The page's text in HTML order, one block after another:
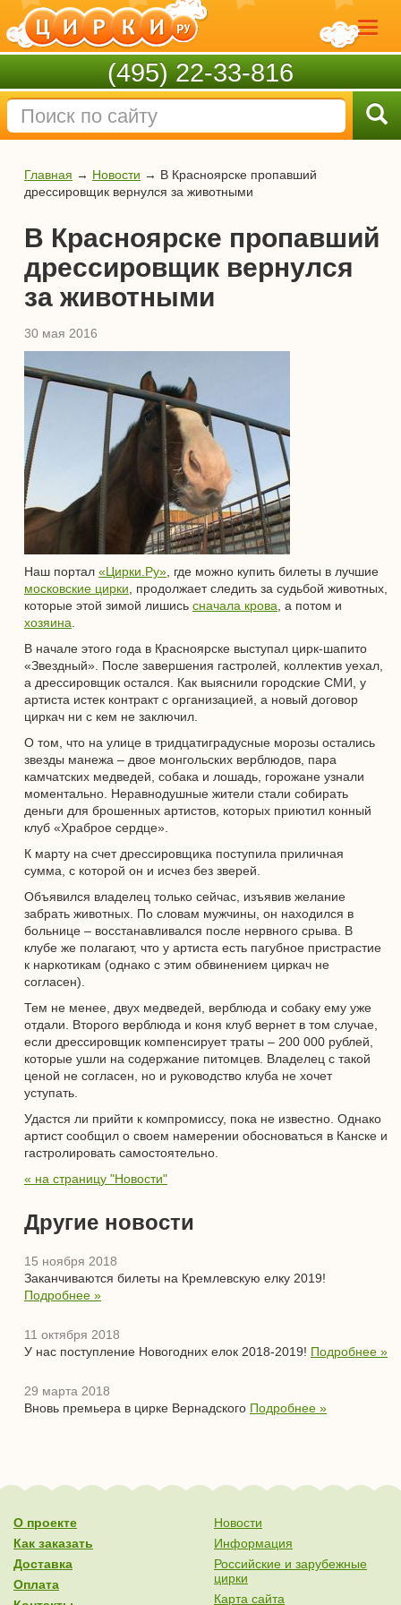
(495) 22-33-816
Главная → Новости → В Красноярске пропавший
дрессировщик вернулся за животными
В Красноярске пропавший
дрессировщик вернулся
за животными
30 мая 2016
Наш портал «Цирки.Ру» , где можно купить билеты в лучшие
московские цирки , продолжает следить за судьбой животных,
которые этой зимой лишись сначала крова , а потом и
хозяина
В начале этого года в Красноярске выступал цирк-шапито
«Звездный». После завершения гастролей, коллектив уехал,
а дрессировщик остался. Как выяснили городские СМИ, у
артиста истек контракт с организацией, а новый договор
циркач ни с кем не заключил.
О том, что на улице в тридцатиградусные морозы остались
звезды манежа – двое монгольских верблюдов, пара
камчатских медведей, собака и лошадь, горожане узнали
моментально. Неравнодушные жители стали собирать
деньги для брошенных артистов, которых приютил конный
клуб «Храброе сердце».
К марту на счет дрессировщика поступила приличная
сумма, с которой он и исчез без зверей.
Объявился владелец только сейчас, изъявив желание
забрать животных. По словам мужчины, он находился в
больнице – восстанавливался после нервного срыва. В
клубе же полагают, что у артиста есть пагубное пристрастие
к наркотикам (однако с этим обвинением циркач не
согласен).
Тем не менее, двух медведей, верблюда и собаку ему уже
отдали. Второго верблюда и коня клуб вернет в том случае,
если дрессировщик компенсирует траты – 200 000 рублей,
которые ушли на содержание питомцев. Владелец с такой
ценой не согласен, но и руководство клуба не хочет
уступать.
Удастся ли прийти к компромиссу, пока не известно. Однако
артист сообщил о своем намерении обосноваться в Канске и
гастролировать самостоятельно.
« на страницу "Новости"
Другие новости
15 ноября 2018
Заканчиваются билеты на Кремлевскую елку 2019!
Подробнее »
11 октября 2018
У нас поступление Новогодних елок 2018-2019! Подробнее »
29 марта 2018
Вновь премьера в цирке Вернадского Подробнее »
О проекте
Как заказать
Доставка
Оплата
Новости
Информация
Российские и зарубежные
цирки
Карта сайта